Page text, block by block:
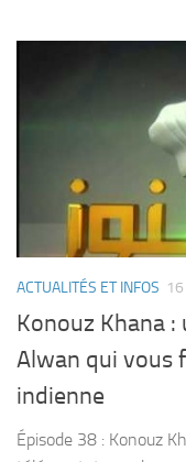
ACTUALITÉS ET INFOS
Konouz Khana
Alwan qui vous
indienne
Épisode 38 : Konouz